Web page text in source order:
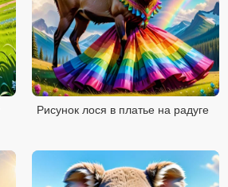
Рисунок лося в платье на радуге